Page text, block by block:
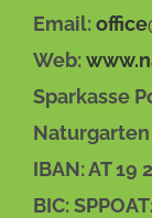
Email:
Web:
Sparkasse
Naturgarten
IBAN: AT 19
BIC: